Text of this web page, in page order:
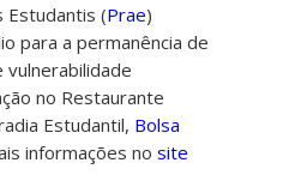
Estudantis (Prae)
para a permanência de
no Restaurante
Estudantil, Bolsa
informações nosite